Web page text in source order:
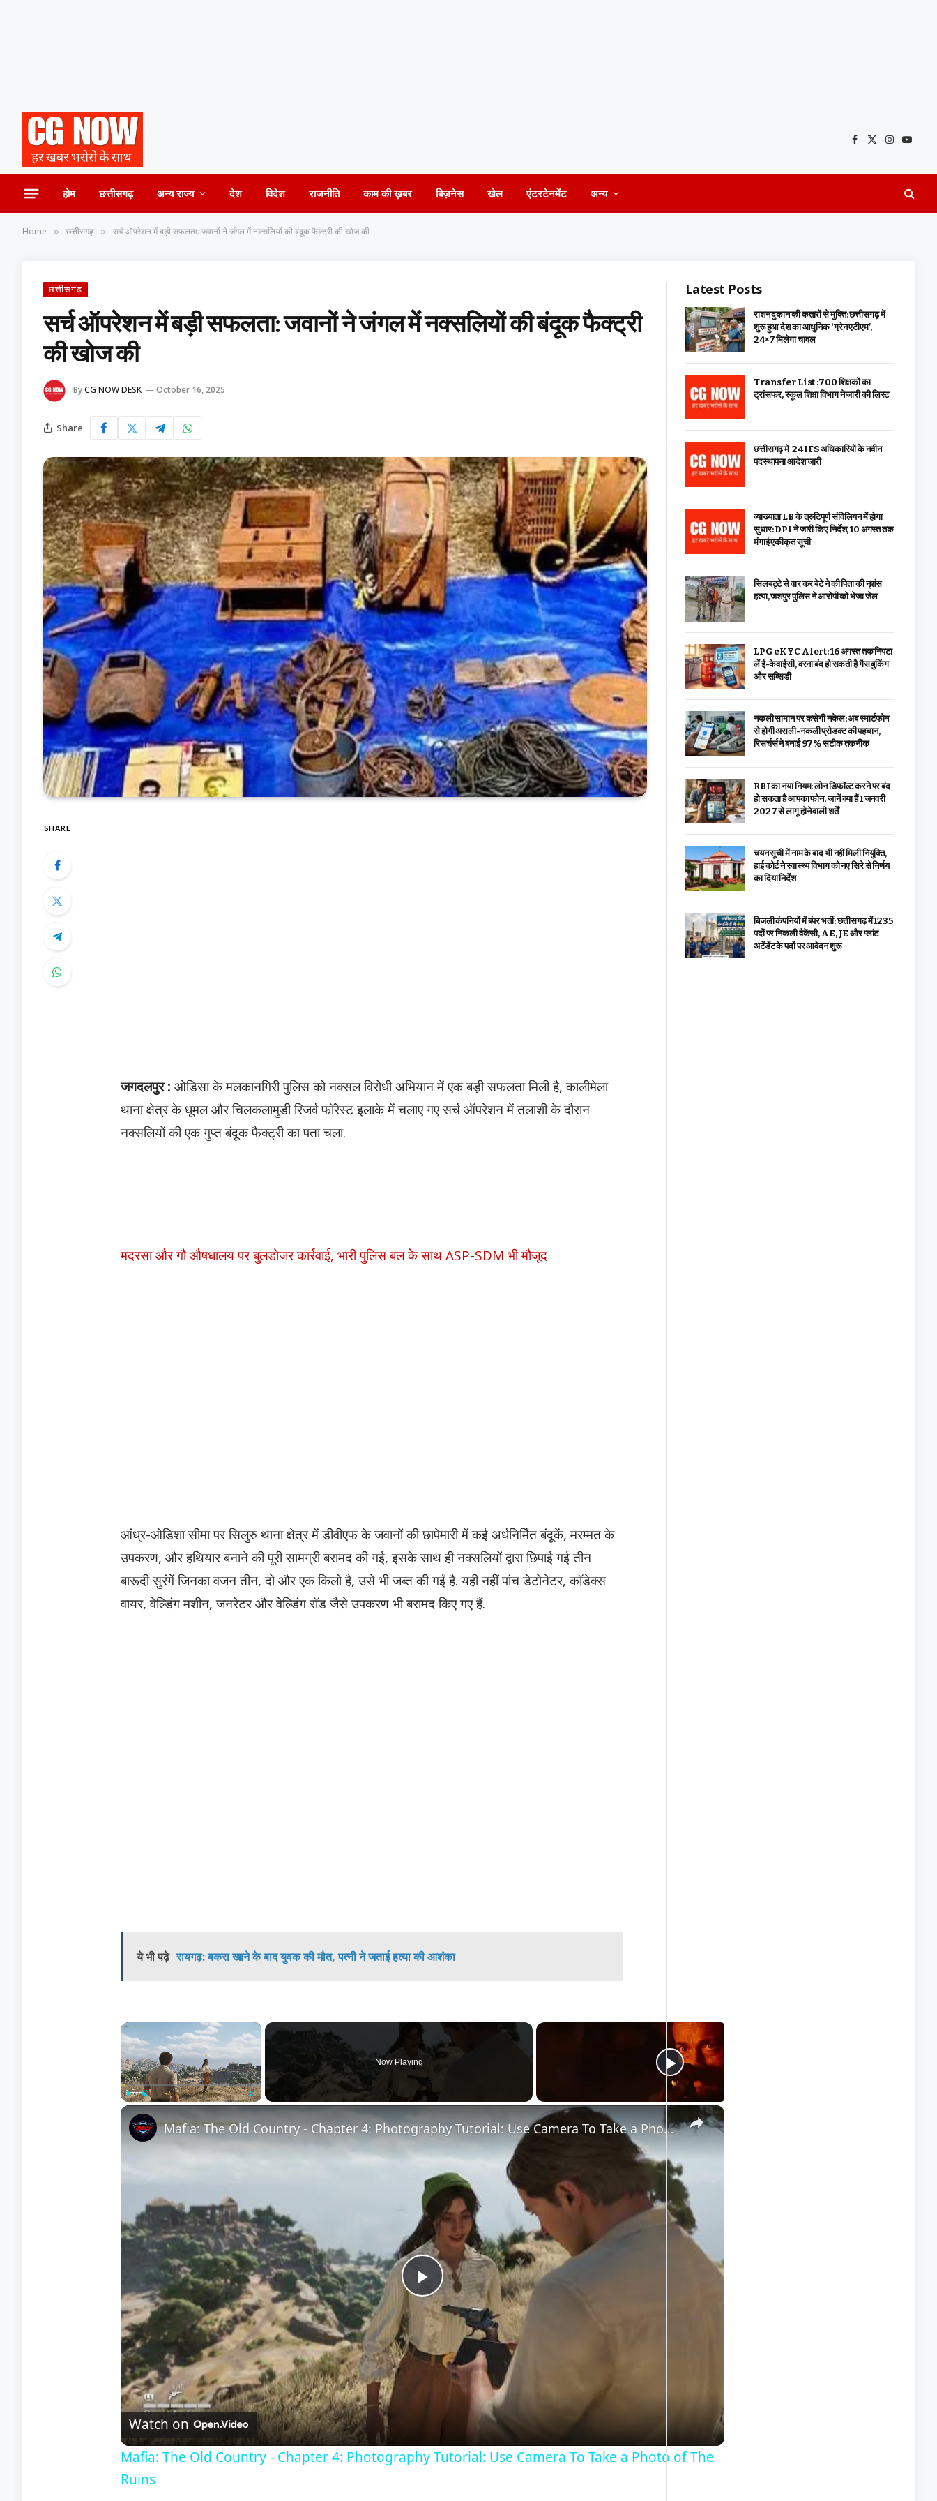
Facebook
X
Instagram
होम छत्तीसगढ़ अन्य राज्य देश विदेश राजनीति काम की ख़बर बिज़नेस खेल एंटरटेनमेंट अन्य
Home » छत्तीसगढ़ » सर्च ऑपरेशन में बड़ी सफलता: जवानों ने जंगल में नक्सलियों की बंदूक फैक्ट्री की खोज की
छत्तीसगढ़
सर्च ऑपरेशन में बड़ी सफलता: जवानों ने जंगल में नक्सलियों की बंदूक फैक्ट्री
की खोज की
ByCG NOW DESK October 16, 2025
Share
SHARE
जगदलपुर : ओडिसा के मलकानगिरी पुलिस को नक्सल विरोधी अभियान में एक बड़ी सफलता मिली है, कालीमेला
थाना क्षेत्र के धूमल और चिलकलामुडी रिजर्व फॉरेस्ट इलाके में चलाए गए सर्च ऑपरेशन में तलाशी के दौरान
नक्सलियों की एक गुप्त बंदूक फैक्ट्री का पता चला.
मदरसा और गौ औषधालय पर बुलडोजर कार्रवाई, भारी पुलिस बल के साथ ASP-SDM भी मौजूद
आंध्र-ओडिशा सीमा पर सिलुरु थाना क्षेत्र में डीवीएफ के जवानों की छापेमारी में कई अर्धनिर्मित बंदूकें, मरम्मत के
उपकरण, और हथियार बनाने की पूरी सामग्री बरामद की गई, इसके साथ ही नक्सलियों द्वारा छिपाई गई तीन
बारूदी सुरंगें जिनका वजन तीन, दो और एक किलो है, उसे भी जब्त की गईं है. यही नहीं पांच डेटोनेटर, कॉडेक्स
वायर, वेल्डिंग मशीन, जनरेटर और वेल्डिंग रॉड जैसे उपकरण भी बरामद किए गए हैं.
ये भी पढ़े रायगढ़: बकरा खाने के बाद युवक की मौत, पत्नी ने जताई हत्या की आशंका
×
Now Playing
×
Play
Video
Mafia: The Old Country - Chapter 4: Photography Tutorial: Use Camera To Take a Photo of The Ruins
Watch on
Mafia: The Old Country - Chapter 4: Photography Tutorial: Use Camera To Take a Photo of The
Ruins
Latest Posts
राशन दुकान की कतारों से मुक्ति: छत्तीसगढ़ में
शुरू हुआ देश का आधुनिक ‘ग्रेन एटीएम’,
24×7 मिलेगा चावल
Transfer List :700 शिक्षकों का
ट्रांसफर, स्कूल शिक्षा विभाग ने जारी की लिस्ट
छत्तीसगढ़ में 24 IFS अधिकारियों के नवीन
पदस्थापना आदेश जारी
व्याख्याता LB के त्रुटिपूर्ण संविलियन में होगा
सुधार: DPI ने जारी किए निर्देश, 10 अगस्त तक
मंगाई एकीकृत सूची
सिलबट्टे से वार कर बेटे ने की पिता की नृशंस
हत्या, जशपुर पुलिस ने आरोपी को भेजा जेल
LPG eKYC Alert: 16 अगस्त तक निपटा
लें ई-केवाईसी, वरना बंद हो सकती है गैस बुकिंग
और सब्सिडी
नकली सामान पर कसेगी नकेल: अब स्मार्टफोन
से होगी असली-नकली प्रोडक्ट की पहचान,
रिसर्चर्स ने बनाई 97% सटीक तकनीक
RBI का नया नियम: लोन डिफॉल्ट करने पर बंद
हो सकता है आपका फोन, जानें क्या हैं 1 जनवरी
2027 से लागू होने वाली शर्तें
चयन सूची में नाम के बाद भी नहीं मिली नियुक्ति,
हाई कोर्ट ने स्वास्थ्य विभाग को नए सिरे से निर्णय
का दिया निर्देश
बिजली कंपनियों में बंपर भर्ती: छत्तीसगढ़ में 1235
पदों पर निकली वैकेंसी, AE, JE और प्लांट
अटेंडेंट के पदों पर आवेदन शुरू